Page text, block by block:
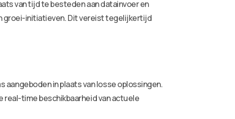
van tijd te besteden aan datainvoer en
groei-initiatieven. Dit vereist tegelijkertijd
in plaats van losse oplossingen.
time beschikbaarheid van actuele